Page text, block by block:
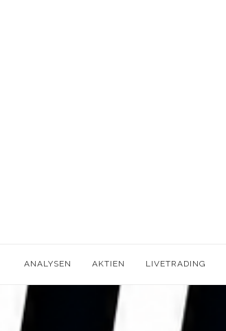
ANALYSEN AKTIEN LIVETRADING